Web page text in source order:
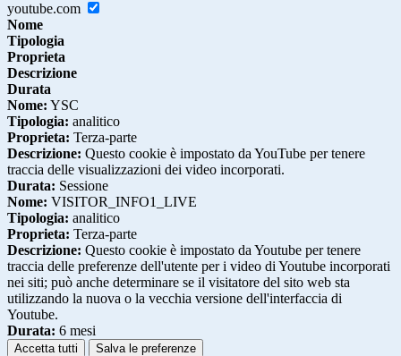
youtube.com
Nome
Tipologia
Proprieta
Descrizione
Durata
Nome: YSC
Tipologia: analitico
Proprieta: Terza-parte
Descrizione: Questo cookie è impostato da YouTube per tenere
traccia delle visualizzazioni dei video incorporati.
Durata: Sessione
Nome: VISITOR_INFO1_LIVE
Tipologia: analitico
Proprieta: Terza-parte
Descrizione: Questo cookie è impostato da Youtube per tenere
traccia delle preferenze dell'utente per i video di Youtube incorporati
nei siti; può anche determinare se il visitatore del sito web sta
utilizzando la nuova o la vecchia versione dell'interfaccia di
Youtube.
Durata: 6 mesi
Accetta tutti Salva le preferenze